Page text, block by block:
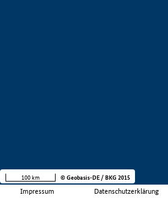
Impressum Datenschutzerklärung
100 km © Geobasis-DE / BKG 2015